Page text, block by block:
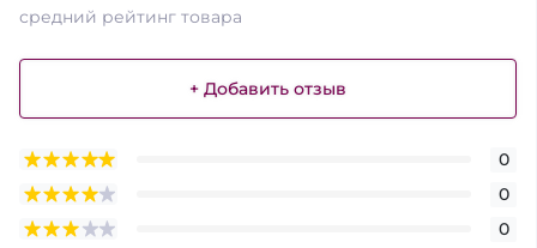
средний рейтинг товара
+ Добавить отзыв
0
0
0